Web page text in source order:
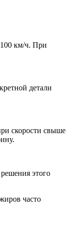
100 км/ч. При
детали
скорости свыше
этого
часто